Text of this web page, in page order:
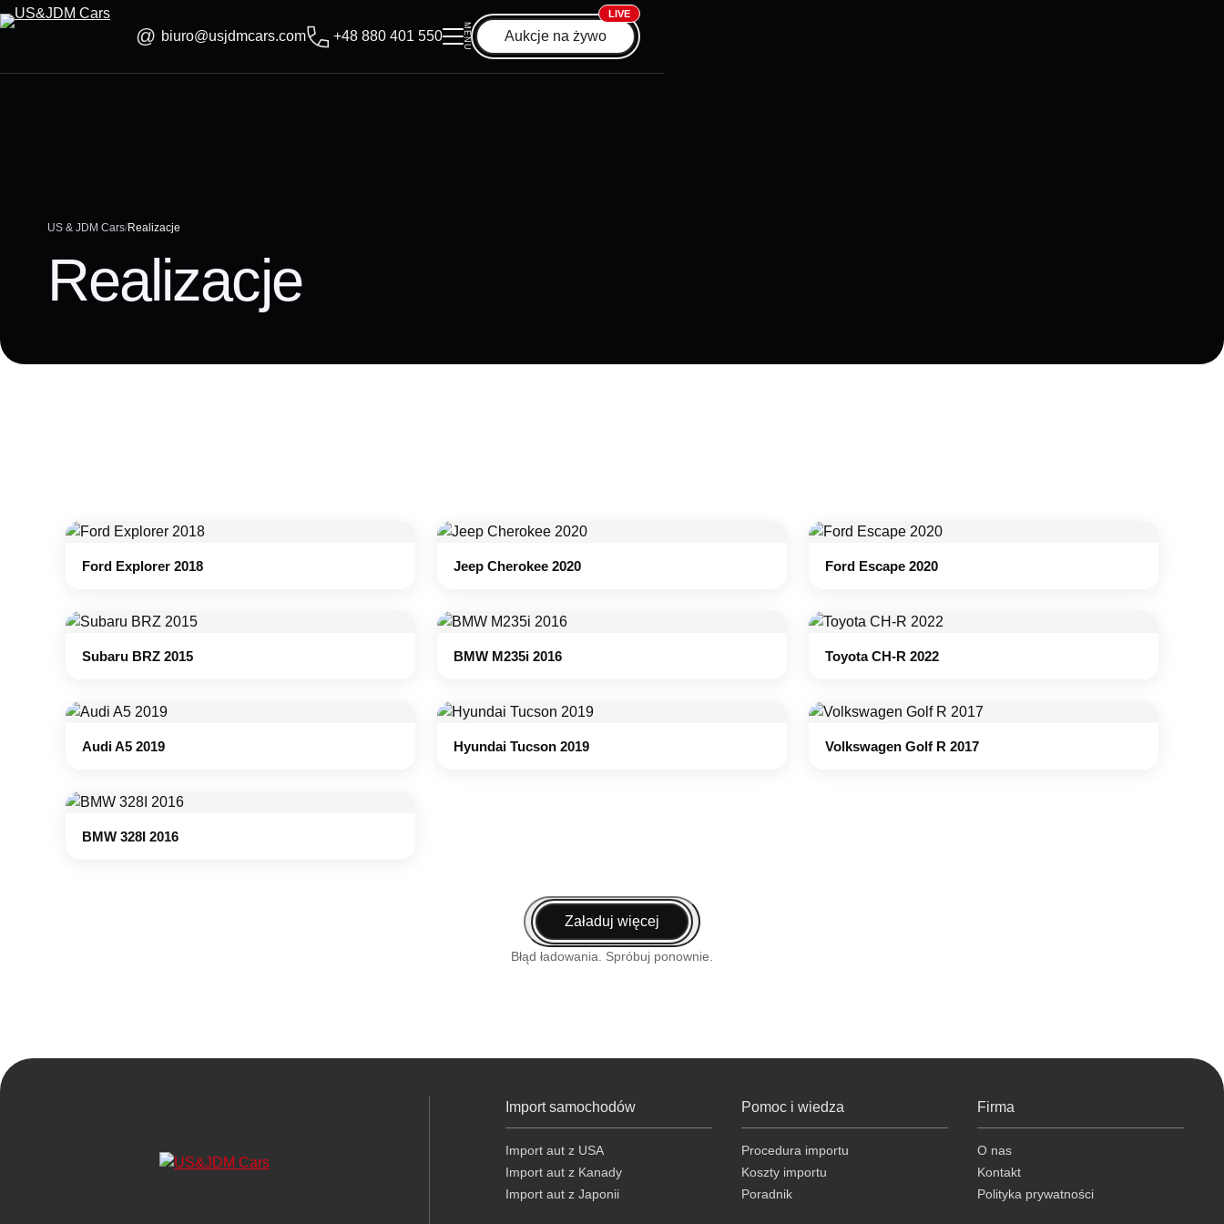
Skip
to
biuro@usjdmcars.com +48 880 401 550 MENU Aukcje na żywo
LIVE
US & JDM Cars Realizacje
Realizacje
Ford Explorer 2018 Jeep Cherokee 2020 Ford Escape 2020
Subaru BRZ 2015 BMW M235i 2016 Toyota CH-R 2022
Audi A5 2019 Hyundai Tucson 2019 Volkswagen Golf R 2017
BMW 328I 2016
Załaduj więcej
Błąd ładowania. Spróbuj ponownie.
Import samochodów
Import aut z USA
Import aut z Kanady
Import aut z Japonii
Pomoc i wiedza
Procedura importu
Koszty importu
Poradnik
Firma
O nas
Kontakt
Polityka prywatności